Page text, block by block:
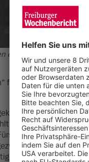
einen tödlichen Feind
führt das Publikum
Filmemachers
vom Schicksal des
der Dunländer,
sich in der
letzten Gefecht